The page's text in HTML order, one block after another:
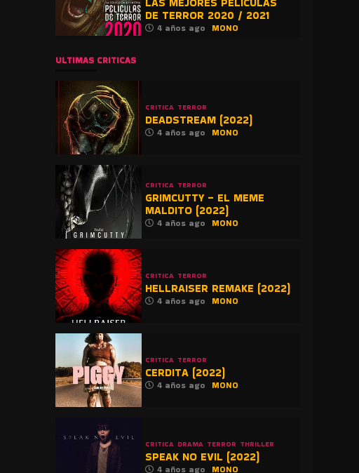
DE TERROR 2020 / 2021
4 años ago MONO
ULTIMAS CRITICAS
CRITICA TERROR
DEADSTREAM (2022)
4 años ago MONO
CRITICA TERROR
GRIMCUTTY – EL MEME
MALDITO (2022)
4 años ago MONO
CRITICA TERROR
HELLRAISER REMAKE (2022)
4 años ago MONO
CRITICA TERROR
CERDITA (2022)
4 años ago MONO
CRITICA DRAMA TERROR THRILLER
SPEAK NO EVIL (2022)
4 años ago MONO